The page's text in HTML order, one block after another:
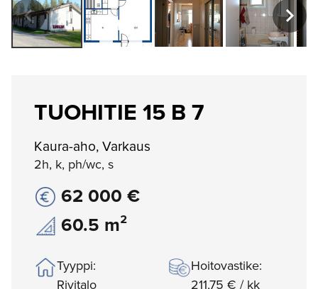
TUOHITIE 15 B 7
Kaura-aho, Varkaus
2h, k, ph/wc, s
62 000 €
60.5 m²
Tyyppi:
Rivitalo
Hoitovastike:
211,75 € / kk